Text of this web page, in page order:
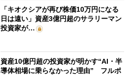
「キオクシアが再び株価10万円になる
日は遠い」資産3億円超のサラリーマン
投資家が…
資産10億円超の投資家が明かす“AI・半
導体相場に乗らなかった理由” フルポ